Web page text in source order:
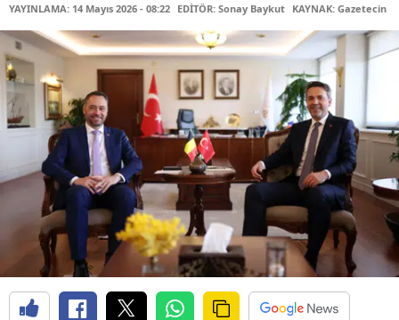
YAYINLAMA: 14 Mayıs 2026 - 08:22 EDİTÖR: Sonay Baykut KAYNAK: Gazetecin